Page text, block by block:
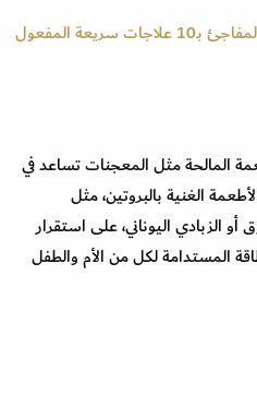
سريعة المفعول
المالحة مثل المعجنات تساعد في
الغنية بالبروتين، مثل
الزبادي اليوناني، على استقرار
المستدامة لكل من الأم والطفل